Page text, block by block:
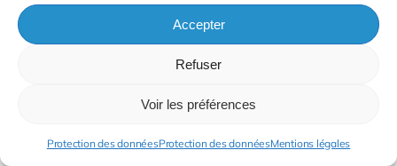
Accepter
Refuser
Voir les préférences
Protection des donnéesProtection des donnéesMentions légales
Quels types de sols sont
concernés par ce
traitement ?
Est-ce que le traitement